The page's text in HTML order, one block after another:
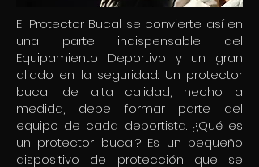
El Protector Bucal se convierte así en
una parte indispensable del
Equipamiento Deportivo y un gran
aliado en la seguridad: Un protector
bucal de alta calidad, hecho a
medida, debe formar parte del
equipo de cada deportista. ¿Qué es
un protector bucal? Es un pequeño
dispositivo de protección que se